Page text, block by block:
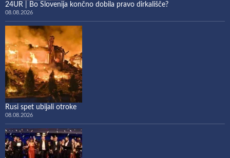
24UR | Bo Slovenija končno dobila pravo dirkališče?
08.08.2026
Rusi spet ubijali otroke
08.08.2026